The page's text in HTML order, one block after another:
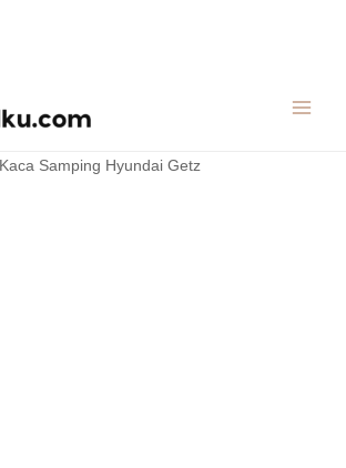
Kaca Samping Hyundai Getz